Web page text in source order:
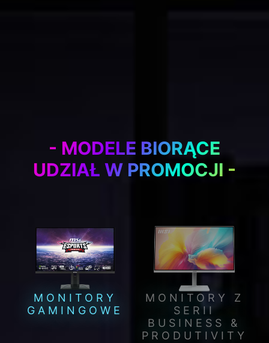
- MODELE BIORĄCE
UDZIAŁ W PROMOCJI -
MONITORY
GAMINGOWE
MONITORY Z
SERII
BUSINESS &
PRODUTIVITY